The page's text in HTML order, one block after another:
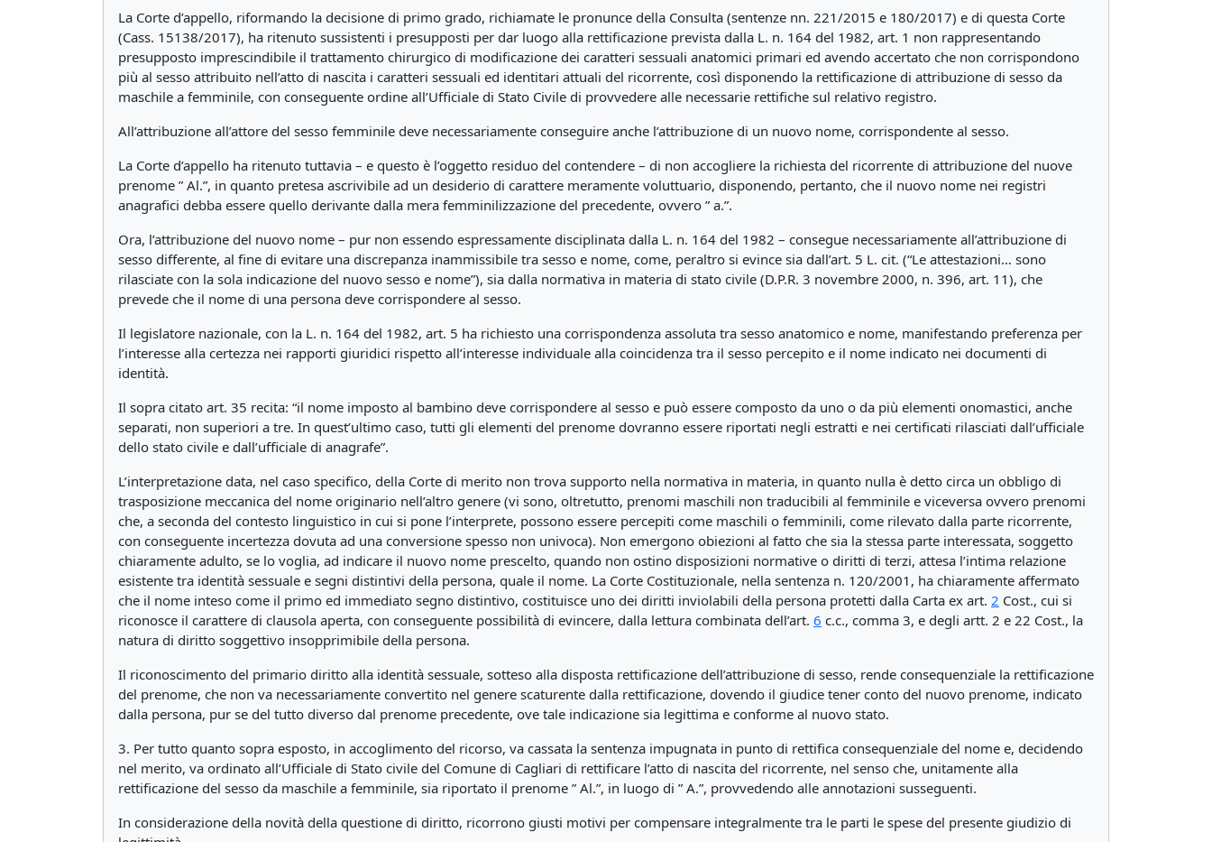
La Corte d’appello, riformando la decisione di primo grado, richiamate le pronunce della Consulta (sentenze nn. 221/2015 e 180/2017) e di questa Corte
(Cass. 15138/2017), ha ritenuto sussistenti i presupposti per dar luogo alla rettificazione prevista dalla L. n. 164 del 1982, art. 1 non rappresentando
presupposto imprescindibile il trattamento chirurgico di modificazione dei caratteri sessuali anatomici primari ed avendo accertato che non corrispondono
più al sesso attribuito nell’atto di nascita i caratteri sessuali ed identitari attuali del ricorrente, così disponendo la rettificazione di attribuzione di sesso da
maschile a femminile, con conseguente ordine all’Ufficiale di Stato Civile di provvedere alle necessarie rettifiche sul relativo registro.
All’attribuzione all’attore del sesso femminile deve necessariamente conseguire anche l’attribuzione di un nuovo nome, corrispondente al sesso.
La Corte d’appello ha ritenuto tuttavia – e questo è l’oggetto residuo del contendere – di non accogliere la richiesta del ricorrente di attribuzione del nuove
prenome ” Al.”, in quanto pretesa ascrivibile ad un desiderio di carattere meramente voluttuario, disponendo, pertanto, che il nuovo nome nei registri
anagrafici debba essere quello derivante dalla mera femminilizzazione del precedente, ovvero ” a.”.
Ora, l’attribuzione del nuovo nome – pur non essendo espressamente disciplinata dalla L. n. 164 del 1982 – consegue necessariamente all’attribuzione di
sesso differente, al fine di evitare una discrepanza inammissibile tra sesso e nome, come, peraltro si evince sia dall’art. 5 L. cit. (“Le attestazioni… sono
rilasciate con la sola indicazione del nuovo sesso e nome”), sia dalla normativa in materia di stato civile (D.P.R. 3 novembre 2000, n. 396, art. 11), che
prevede che il nome di una persona deve corrispondere al sesso.
Il legislatore nazionale, con la L. n. 164 del 1982, art. 5 ha richiesto una corrispondenza assoluta tra sesso anatomico e nome, manifestando preferenza per
l’interesse alla certezza nei rapporti giuridici rispetto all’interesse individuale alla coincidenza tra il sesso percepito e il nome indicato nei documenti di
identità.
Il sopra citato art. 35 recita: “il nome imposto al bambino deve corrispondere al sesso e può essere composto da uno o da più elementi onomastici, anche
separati, non superiori a tre. In quest’ultimo caso, tutti gli elementi del prenome dovranno essere riportati negli estratti e nei certificati rilasciati dall’ufficiale
dello stato civile e dall’ufficiale di anagrafe”.
L’interpretazione data, nel caso specifico, della Corte di merito non trova supporto nella normativa in materia, in quanto nulla è detto circa un obbligo di
trasposizione meccanica del nome originario nell’altro genere (vi sono, oltretutto, prenomi maschili non traducibili al femminile e viceversa ovvero prenomi
che, a seconda del contesto linguistico in cui si pone l’interprete, possono essere percepiti come maschili o femminili, come rilevato dalla parte ricorrente,
con conseguente incertezza dovuta ad una conversione spesso non univoca). Non emergono obiezioni al fatto che sia la stessa parte interessata, soggetto
chiaramente adulto, se lo voglia, ad indicare il nuovo nome prescelto, quando non ostino disposizioni normative o diritti di terzi, attesa l’intima relazione
esistente tra identità sessuale e segni distintivi della persona, quale il nome. La Corte Costituzionale, nella sentenza n. 120/2001, ha chiaramente affermato
che il nome inteso come il primo ed immediato segno distintivo, costituisce uno dei diritti inviolabili della persona protetti dalla Carta ex art. 2 Cost., cui si
riconosce il carattere di clausola aperta, con conseguente possibilità di evincere, dalla lettura combinata dell’art. 6 c.c., comma 3, e degli artt. 2 e 22 Cost., la
natura di diritto soggettivo insopprimibile della persona.
Il riconoscimento del primario diritto alla identità sessuale, sotteso alla disposta rettificazione dell’attribuzione di sesso, rende consequenziale la rettificazione
del prenome, che non va necessariamente convertito nel genere scaturente dalla rettificazione, dovendo il giudice tener conto del nuovo prenome, indicato
dalla persona, pur se del tutto diverso dal prenome precedente, ove tale indicazione sia legittima e conforme al nuovo stato.
3. Per tutto quanto sopra esposto, in accoglimento del ricorso, va cassata la sentenza impugnata in punto di rettifica consequenziale del nome e, decidendo
nel merito, va ordinato all’Ufficiale di Stato civile del Comune di Cagliari di rettificare l’atto di nascita del ricorrente, nel senso che, unitamente alla
rettificazione del sesso da maschile a femminile, sia riportato il prenome ” Al.”, in luogo di ” A.”, provvedendo alle annotazioni susseguenti.
In considerazione della novità della questione di diritto, ricorrono giusti motivi per compensare integralmente tra le parti le spese del presente giudizio di